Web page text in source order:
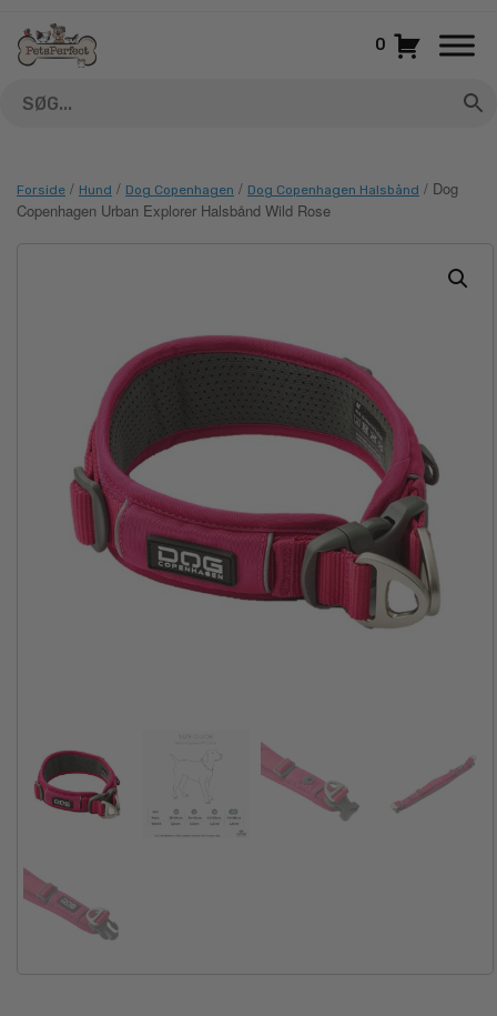
indhold
0
Forside / Hund / Dog Copenhagen / Dog Copenhagen Halsbånd / Dog
Copenhagen Urban Explorer Halsbånd Wild Rose